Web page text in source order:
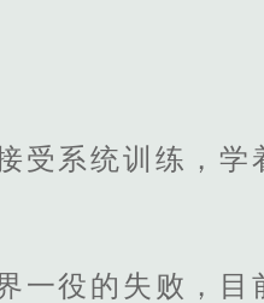
受系统训练，学
一役的失败，目